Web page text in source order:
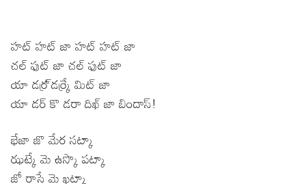
హట్ హట్ జా హట్ హట్ జా
చల్ ఫుట్ జా చల్ ఫుట్ జా
యా డర్ర్ డర్ర్కే మిట్ జా
యా డర్ కొ డరా దిఖ్ జా బిందాస్!
భేజా జొ మేర సట్కా
ఝట్కే మె ఉస్కొ పట్కా
జో రాస్తే మె ఖట్కా